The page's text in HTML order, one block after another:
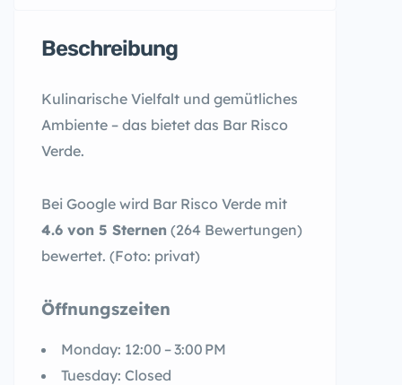
Beschreibung
Kulinarische Vielfalt und gemütliches
Ambiente – das bietet das Bar Risco
Verde.
Bei Google wird Bar Risco Verde mit
4.6 von 5 Sternen (264 Bewertungen)
bewertet. (Foto: privat)
Öffnungszeiten
Monday: 12:00 – 3:00 PM
Tuesday: Closed